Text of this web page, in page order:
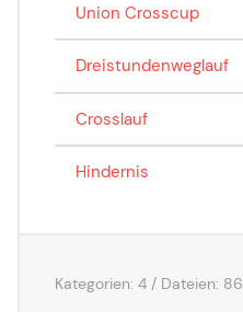
Union Crosscup
Dreistundenweglauf
Crosslauf
Hindernis
Kategorien: 4 / Dateien: 86